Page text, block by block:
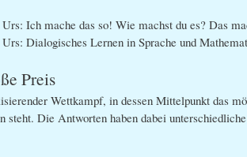
Ich mache das so! Wie machst du es? Das
Dialogisches Lernen in Sprache und
Preis
Wettkampf, in dessen Mittelpunkt das
steht. Die Antworten haben dabei